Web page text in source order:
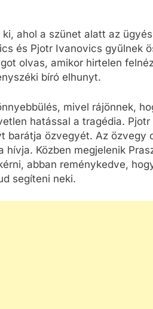
ahol a szünet alatt az
és Pjotr Ivanovics gyűlnek
olvas, amikor hirtelen
bíró elhunyt.
mivel rájönnek,
hatással a tragédia.
barátja özvegyét. Az özvegy
Közben megjelenik
abban reménykedve,
segíteni neki.